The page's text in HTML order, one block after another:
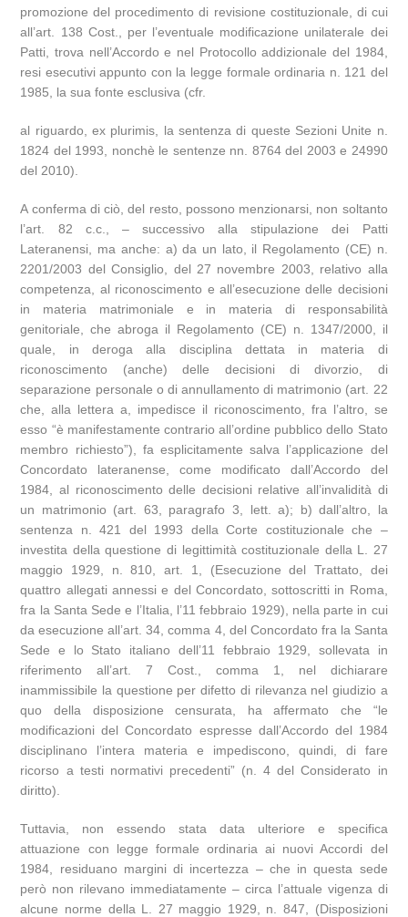
promozione del procedimento di revisione costituzionale, di cui
all’art. 138 Cost., per l’eventuale modificazione unilaterale dei
Patti, trova nell’Accordo e nel Protocollo addizionale del 1984,
resi esecutivi appunto con la legge formale ordinaria n. 121 del
1985, la sua fonte esclusiva (cfr.
al riguardo, ex plurimis, la sentenza di queste Sezioni Unite n.
1824 del 1993, nonchè le sentenze nn. 8764 del 2003 e 24990
del 2010).
A conferma di ciò, del resto, possono menzionarsi, non soltanto
l’art. 82 c.c., – successivo alla stipulazione dei Patti
Lateranensi, ma anche: a) da un lato, il Regolamento (CE) n.
2201/2003 del Consiglio, del 27 novembre 2003, relativo alla
competenza, al riconoscimento e all’esecuzione delle decisioni
in materia matrimoniale e in materia di responsabilità
genitoriale, che abroga il Regolamento (CE) n. 1347/2000, il
quale, in deroga alla disciplina dettata in materia di
riconoscimento (anche) delle decisioni di divorzio, di
separazione personale o di annullamento di matrimonio (art. 22
che, alla lettera a, impedisce il riconoscimento, fra l’altro, se
esso “è manifestamente contrario all’ordine pubblico dello Stato
membro richiesto”), fa esplicitamente salva l’applicazione del
Concordato lateranense, come modificato dall’Accordo del
1984, al riconoscimento delle decisioni relative all’invalidità di
un matrimonio (art. 63, paragrafo 3, lett. a); b) dall’altro, la
sentenza n. 421 del 1993 della Corte costituzionale che –
investita della questione di legittimità costituzionale della L. 27
maggio 1929, n. 810, art. 1, (Esecuzione del Trattato, dei
quattro allegati annessi e del Concordato, sottoscritti in Roma,
fra la Santa Sede e l’Italia, l’11 febbraio 1929), nella parte in cui
da esecuzione all’art. 34, comma 4, del Concordato fra la Santa
Sede e lo Stato italiano dell’11 febbraio 1929, sollevata in
riferimento all’art. 7 Cost., comma 1, nel dichiarare
inammissibile la questione per difetto di rilevanza nel giudizio a
quo della disposizione censurata, ha affermato che “le
modificazioni del Concordato espresse dall’Accordo del 1984
disciplinano l’intera materia e impediscono, quindi, di fare
ricorso a testi normativi precedenti” (n. 4 del Considerato in
diritto).
Tuttavia, non essendo stata data ulteriore e specifica
attuazione con legge formale ordinaria ai nuovi Accordi del
1984, residuano margini di incertezza – che in questa sede
però non rilevano immediatamente – circa l’attuale vigenza di
alcune norme della L. 27 maggio 1929, n. 847, (Disposizioni